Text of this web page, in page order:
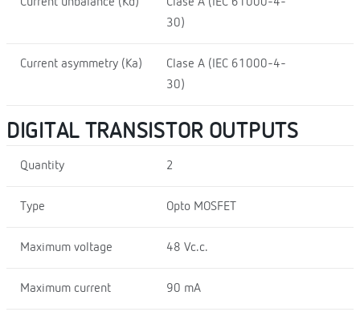
Current unbalance (Kd)
Clase A (IEC 61000-4-
30)
Current asymmetry (Ka)
Clase A (IEC 61000-4-
30)
DIGITAL TRANSISTOR OUTPUTS
Quantity 2
Type Opto MOSFET
Maximum voltage 48 Vc.c.
Maximum current 90 mA